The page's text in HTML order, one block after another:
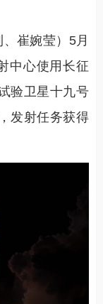
崔婉莹）5月
中心使用长征
验卫星十九号
发射任务获得